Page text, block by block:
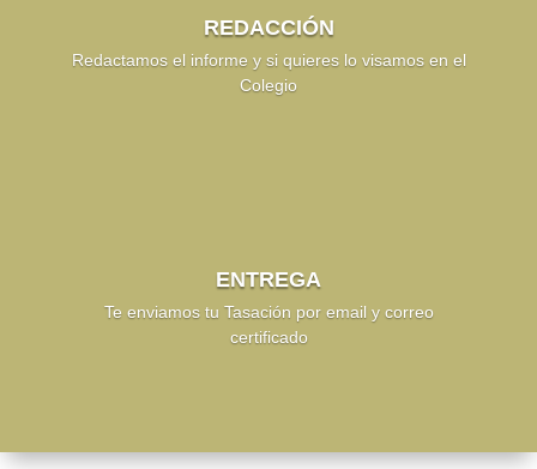
REDACCIÓN
Redactamos el informe y si quieres lo visamos en el
Colegio
ENTREGA
Te enviamos tu Tasación por email y correo
certificado